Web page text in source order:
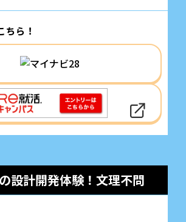
ちら！
設計開発体験！文理不問